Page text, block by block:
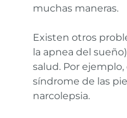
muchas maneras.
Existen otros
la apnea del
salud. Por
síndrome de las
narcolepsia.